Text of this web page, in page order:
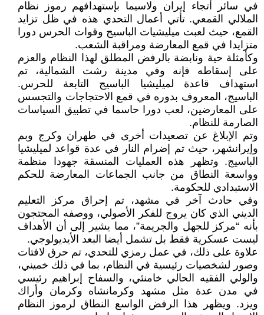
في سائر أتجاء إيران ولاسيما بإستهدافهم رموز نظام
الملالي القمعي. تأتي أعمال التحدي هذه في ظل تزايد
القمع، حيث لعبت ميليشيات الباسيج وقوات الحرس دورا
متزايدا في قمع المعارضة ومراقبة الشعب.
وکأمثلة حية ونابضة بالرفض المطلق لهذا النظام والعزم
على إسقاطه فإنه وفي مدينة رشت الشمالية، تم
استهداف قاعدة لميليشيا الباسيج التابعة للحرس.
الباسيج، المعروف بدوره في قمع الاحتجاجات والتجسس
على المعارضين، لعب دورا حاسما في تطبيق السياسات
الصارمة للنظام.
وتم الإبلاغ عن تصعيدات أخرى في طهران وكرج وبم
وإيرانشهر، حيث تم إضرام النار في عدة قواعد لميليشيا
الباسيج. وتظهر هذه العمليات المنسقة جهودا منظمة
وواسعة النطاق من جانب الجماعات المعارضة للحكم
الاستبدادي للحكومة.
وفي حادث آخر في مشهد، تم إحراق مركز التعليم
الديني الذي كان يروج للفكر الأصولي، ووصفه المحتجون
بأنه “مركز للجهل والجريمة”، مما يشير إلى أن الأهداف
ليست عسكرية فقط بل تشمل أيضا البعد الأيديولوجي.
علاوة على ذلك، في عمل رمزي للتحدي، تم حرق لافتات
وصور لشخصيات رئيسية في النظام، بما في ذلك خميني،
والولي الفقيه الحالي خامنئي، والسفاح إبراهيم رئيسي
في مدن عدة مثل مشهد وكرمانشاه وكرمان وأراك
ويزد. ويظهر هذا الرفض الواسع النطاق لرموز النظام